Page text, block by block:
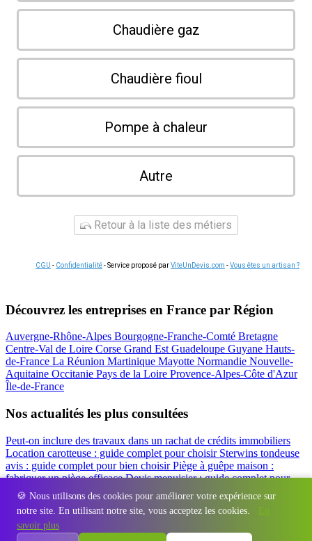
🍪 Nous utilisons des cookies pour améliorer votre expérience sur
notre site. En utilisant notre site, vous acceptez les cookies.
En
savoir plus
Chaudière gaz
Chaudière fioul
Pompe à chaleur
Autre
Retour à la liste des métiers
CGU - Confidentialité- Service proposé parViteUnDevis.com -Vous êtes un artisan ?
Découvrez les entreprises en France par Région
Auvergne-Rhône-Alpes Bourgogne-Franche-Comté Bretagne
Centre-Val de Loire Corse Grand EstGuadeloupe Guyane Hauts-
de-France La Réunion Martinique Mayotte Normandie Nouvelle-
Aquitaine Occitanie Pays de la Loire Provence-Alpes-Côte d'Azur
Île-de-France
Nos actualités les plus consultées
Peut-on inclure des travaux dans un rachat de crédits immobiliers
Location carotteuse : guide complet pour choisir Sterwins tondeuse
avis : guide complet pour bien choisirPiège à guêpe maison :
fabriquer un piège efficaceDevis menuisier : guide complet pour
obtenir le meilleur prix
Simulation rachat de crédit : regrouper prêt
travaux et crédits
Régions - Départements - Villes - Entreprises - Marques Contact
Espace presse